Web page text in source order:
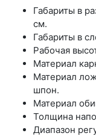
Габариты в
см.
Габариты в
Рабочая
Материал
Материал
шпон.
Материал
Толщина
Диапазон